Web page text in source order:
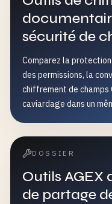
sécurité de
Comparez la
des permissions, la
chiffrement de champs
caviardage dans un
DOSSIER
Outils AGEX
de partage